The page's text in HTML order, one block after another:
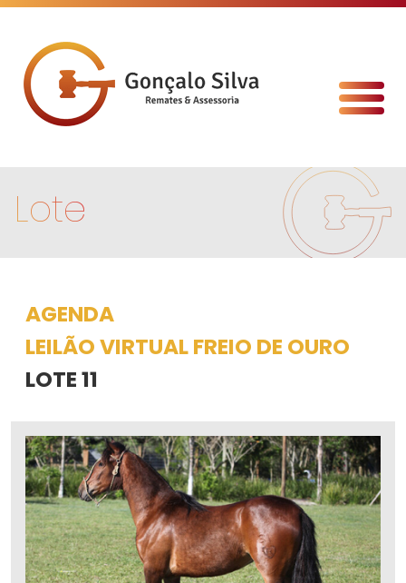
Lote
AGENDA
LEILÃO VIRTUAL FREIO DE OURO
LOTE 11